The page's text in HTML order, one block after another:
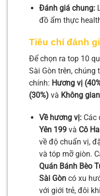
Đánh giá chung:
đồ ẩm thực
Tiêu chí đánh
Để chọn ra top 10
Sài Gòn trên,
chính: Hương vị
(30%) và Không
Về hương vị:Các
Yên 199và Cô
về độ chuẩn vị,
và tóp mỡ giòn.
Quán Bánh Bèo
Sài Gòncó xu
với giới trẻ, đôi